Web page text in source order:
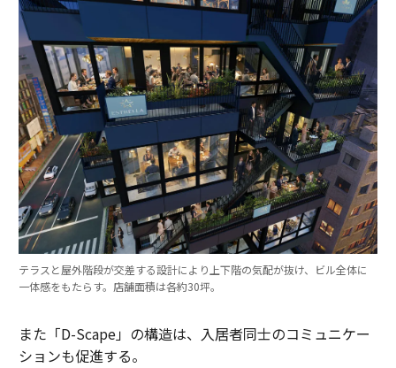
テラスと屋外階段が交差する設計により上下階の気配が抜け、ビル全体に
一体感をもたらす。店舗面積は各約30坪。
また「D-Scape」の構造は、入居者同士のコミュニケー
ションも促進する。